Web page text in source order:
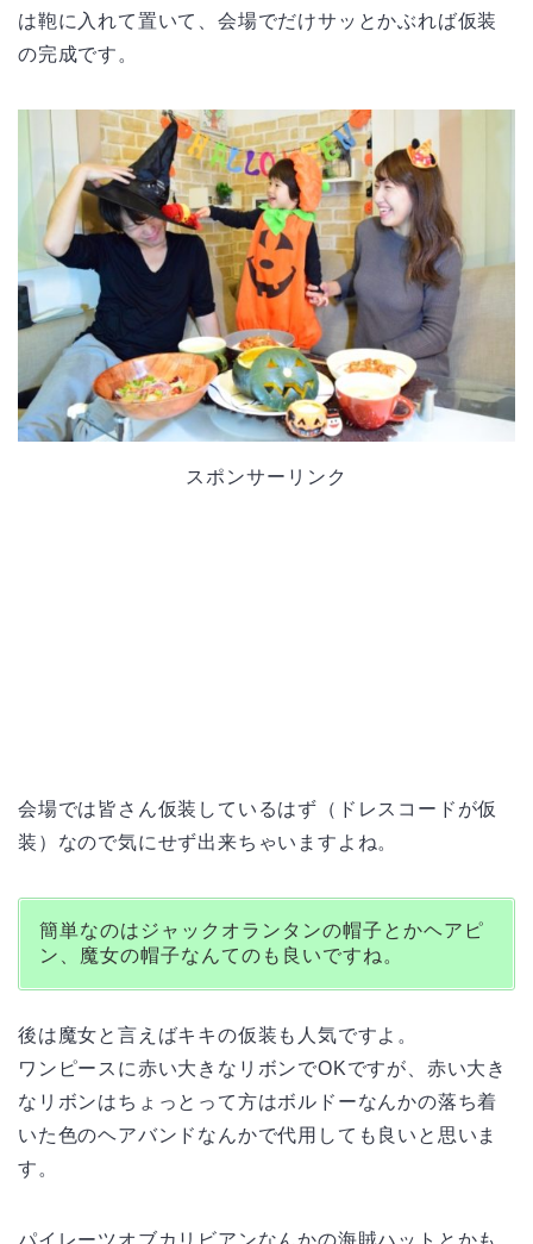
は鞄に入れて置いて、会場でだけサッとかぶれば仮装
の完成です。
スポンサーリンク
会場では皆さん仮装しているはず（ドレスコードが仮
装）なので気にせず出来ちゃいますよね。
簡単なのはジャックオランタンの帽子とかヘアピ
ン、魔女の帽子なんてのも良いですね。
後は魔女と言えばキキの仮装も人気ですよ。
ワンピースに赤い大きなリボンでOKですが、赤い大き
なリボンはちょっとって方はボルドーなんかの落ち着
いた色のヘアバンドなんかで代用しても良いと思いま
す。
パイレーツオブカリビアンなんかの海賊ハットとかも